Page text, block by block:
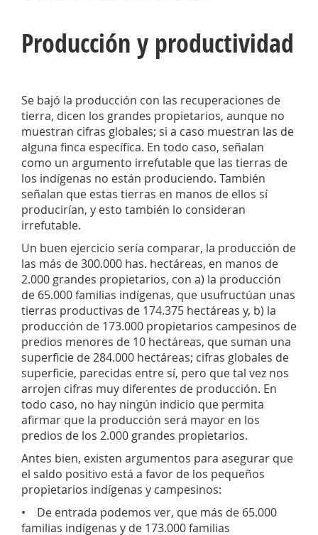
Producción y productividad
Se bajó la producción con las recuperaciones de
tierra, dicen los grandes propietarios, aunque no
muestran cifras globales; si a caso muestran las de
alguna finca específica. En todo caso, señalan
como un argumento irrefutable que las tierras de
los indígenas no están produciendo. También
señalan que estas tierras en manos de ellos sí
producirían, y esto también lo consideran
irrefutable.
Un buen ejercicio sería comparar, la producción de
las más de 300.000 has. hectáreas, en manos de
2.000 grandes propietarios, con a) la producción
de 65.000 familias indígenas, que usufructúan unas
tierras productivas de 174.375 hectáreas y, b) la
producción de 173.000 propietarios campesinos de
predios menores de 10 hectáreas, que suman una
superficie de 284.000 hectáreas; cifras globales de
superficie, parecidas entre sí, pero que tal vez nos
arrojen cifras muy diferentes de producción. En
todo caso, no hay ningún indicio que permita
afirmar que la producción será mayor en los
predios de los 2.000 grandes propietarios.
Antes bien, existen argumentos para asegurar que
el saldo positivo está a favor de los pequeños
propietarios indígenas y campesinos:
• De entrada podemos ver, que más de 65.000
familias indígenas y de 173.000 familias